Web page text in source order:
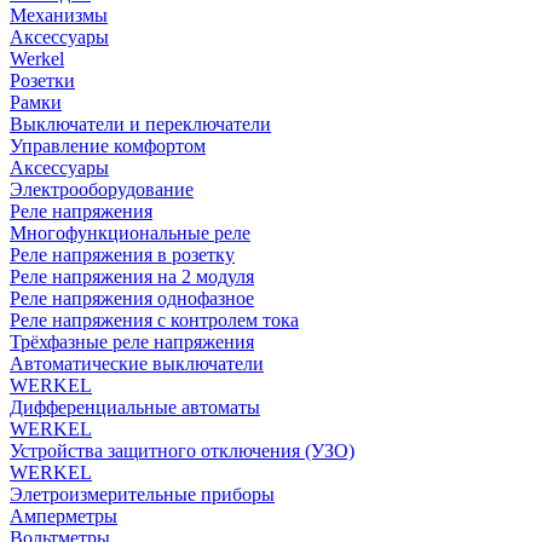
Механизмы
Аксессуары
Werkel
Розетки
Рамки
Выключатели и переключатели
Управление комфортом
Аксессуары
Электрооборудование
Реле напряжения
Многофункциональные реле
Реле напряжения в розетку
Реле напряжения на 2 модуля
Реле напряжения однофазное
Реле напряжения с контролем тока
Трёхфазные реле напряжения
Автоматические выключатели
WERKEL
Дифференциальные автоматы
WERKEL
Устройства защитного отключения (УЗО)
WERKEL
Элетроизмерительные приборы
Амперметры
Вольтметры